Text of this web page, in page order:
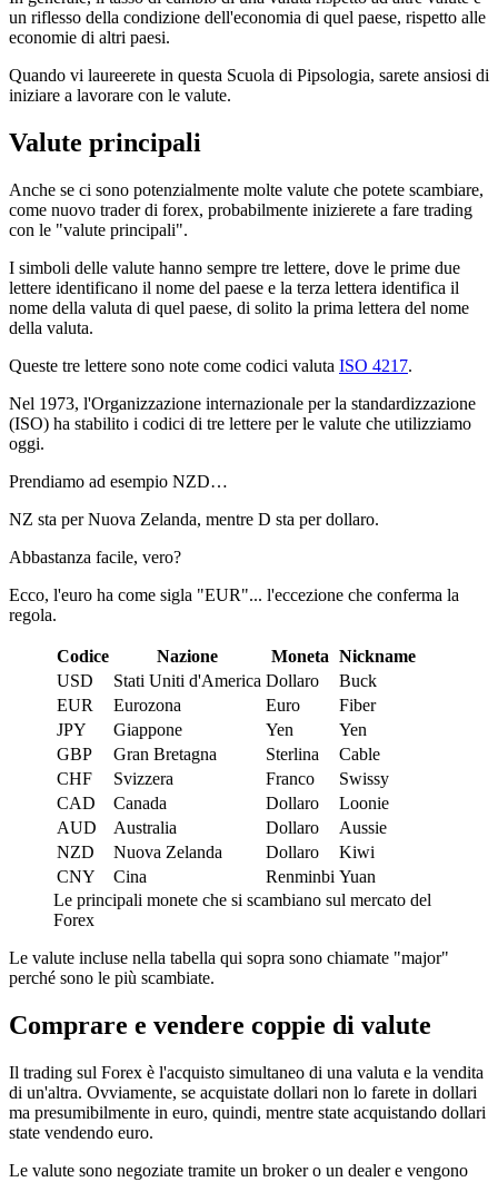
un riflesso della condizione dell'economia di quel paese, rispetto alle
economie di altri paesi.
Quando vi laureerete in questa Scuola di Pipsologia, sarete ansiosi di
iniziare a lavorare con le valute.
Valute principali
Anche se ci sono potenzialmente molte valute che potete scambiare,
come nuovo trader di forex, probabilmente inizierete a fare trading
con le "valute principali".
I simboli delle valute hanno sempre tre lettere, dove le prime due
lettere identificano il nome del paese e la terza lettera identifica il
nome della valuta di quel paese, di solito la prima lettera del nome
della valuta.
Queste tre lettere sono note come codici valuta ISO 4217.
Nel 1973, l'Organizzazione internazionale per la standardizzazione
(ISO) ha stabilito i codici di tre lettere per le valute che utilizziamo
oggi.
Prendiamo ad esempio NZD…
NZ sta per Nuova Zelanda, mentre D sta per dollaro.
Abbastanza facile, vero?
Ecco, l'euro ha come sigla "EUR"... l'eccezione che conferma la
regola.
Codice Nazione Moneta Nickname
USD
Stati Uniti d'America Dollaro
Buck
EUR
Eurozona Euro
Fiber
JPY
Giappone Yen
Yen
GBP
Gran Bretagna Sterlina
Cable
CHF
Svizzera Franco
Swissy
CAD
Canada Dollaro
Loonie
AUD
Australia Dollaro
Aussie
NZD
Nuova Zelanda Dollaro
Kiwi
CNY
Cina Renminbi Yuan
Le principali monete che si scambiano sul mercato del
Forex
Le valute incluse nella tabella qui sopra sono chiamate "major"
perché sono le più scambiate.
Comprare e vendere coppie di valute
Il trading sul Forex è l'acquisto simultaneo di una valuta e la vendita
di un'altra. Ovviamente, se acquistate dollari non lo farete in dollari
ma presumibilmente in euro, quindi, mentre state acquistando dollari
state vendendo euro.
Le valute sono negoziate tramite un broker o un dealer e vengono